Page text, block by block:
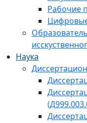
Рабочие
Наука